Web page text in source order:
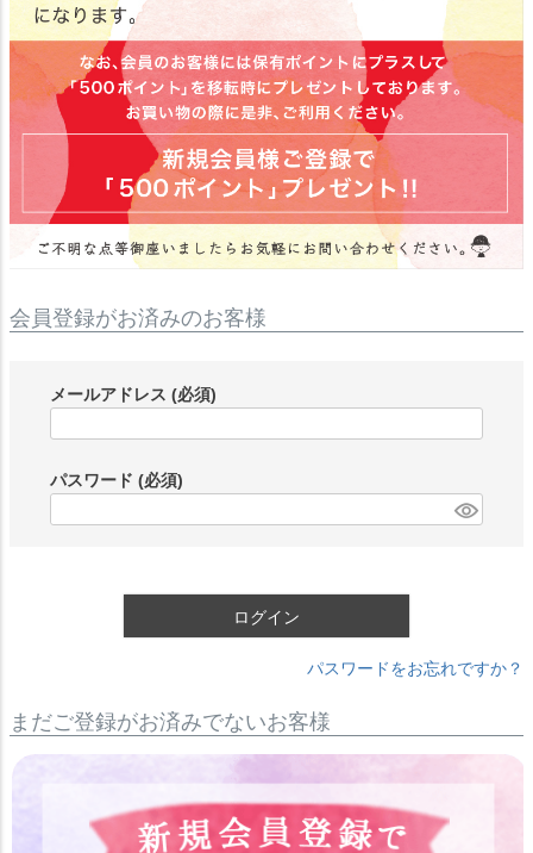
会員登録がお済みのお客様
メールアドレス (必須)
パスワード (必須)
ログイン
パスワードをお忘れですか？
まだご登録がお済みでないお客様